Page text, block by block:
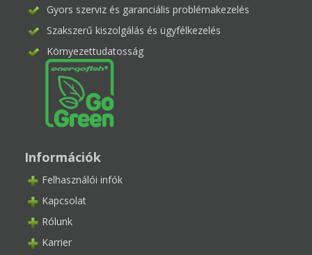
Gyors szerviz és garanciális problémakezelés
Szakszerű kiszolgálás és ügyfélkezelés
Környezettudatosság
Információk
Felhasználói infók
Kapcsolat
Rólunk
Karrier